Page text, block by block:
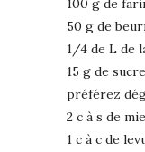
100 g de
50 g de
1/4 de L de
15 g de
préférez
2 c à s de
1 c à c de